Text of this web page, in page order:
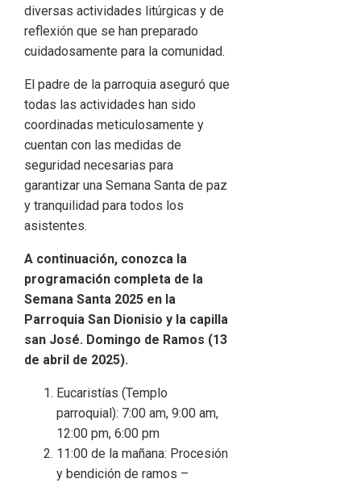
diversas actividades litúrgicas y de
reflexión que se han preparado
cuidadosamente para la comunidad.
El padre de la parroquia aseguró que
todas las actividades han sido
coordinadas meticulosamente y
cuentan con las medidas de
seguridad necesarias para
garantizar una Semana Santa de paz
y tranquilidad para todos los
asistentes.
A continuación, conozca la
programación completa de la
Semana Santa 2025 en la
Parroquia San Dionisio y la capilla
san José. Domingo de Ramos (13
de abril de 2025).
Eucaristías (Templo
parroquial): 7:00 am, 9:00 am,
12:00 pm, 6:00 pm
11:00 de la mañana: Procesión
y bendición de ramos –